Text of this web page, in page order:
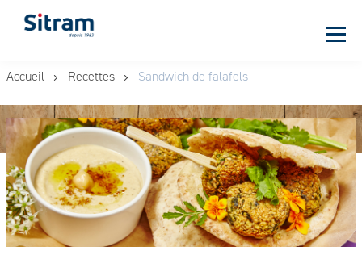
au
principal
Accueil Recettes Sandwich de falafels